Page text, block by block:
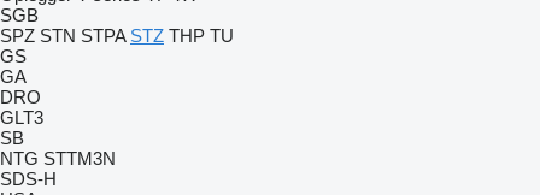
SGB
SPZ STN STPA STZ THP TU
GS
GA
DRO
GLT3
SB
NTG STTM3N
SDS-H